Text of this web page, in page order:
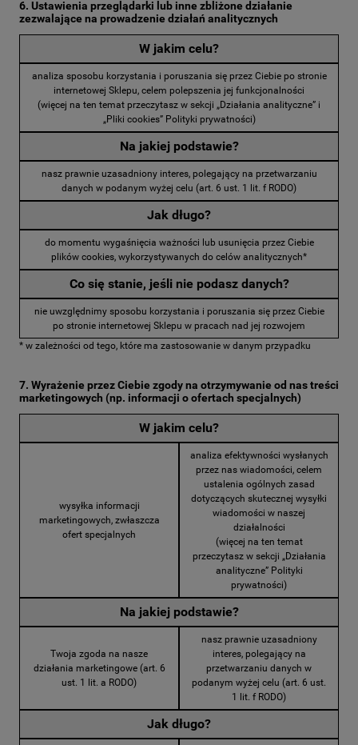
6. Ustawienia przeglądarki lub inne zbliżone działanie
zezwalające na prowadzenie działań analitycznych
W jakim celu?
analiza sposobu korzystania i poruszania się przez Ciebie po stronie
internetowej Sklepu, celem polepszenia jej funkcjonalności
(więcej na ten temat przeczytasz w sekcji „Działania analityczne” i
„Pliki cookies” Polityki prywatności)
Na jakiej podstawie?
nasz prawnie uzasadniony interes, polegający na przetwarzaniu
danych w podanym wyżej celu (art. 6 ust. 1 lit. f RODO)
Jak długo?
do momentu wygaśnięcia ważności lub usunięcia przez Ciebie
plików cookies, wykorzystywanych do celów analitycznych*
Co się stanie, jeśli nie podasz danych?
nie uwzględnimy sposobu korzystania i poruszania się przez Ciebie
po stronie internetowej Sklepu w pracach nad jej rozwojem
* w zależności od tego, które ma zastosowanie w danym przypadku
7. Wyrażenie przez Ciebie zgody na otrzymywanie od nas treści
marketingowych (np. informacji o ofertach specjalnych)
W jakim celu?
wysyłka informacji
marketingowych, zwłaszcza
ofert specjalnych
analiza efektywności wysłanych
przez nas wiadomości, celem
ustalenia ogólnych zasad
dotyczących skutecznej wysyłki
wiadomości w naszej
działalności
(więcej na ten temat
przeczytasz w sekcji „Działania
analityczne” Polityki
prywatności)
Na jakiej podstawie?
Twoja zgoda na nasze
działania marketingowe (art. 6
ust. 1 lit. a RODO)
nasz prawnie uzasadniony
interes, polegający na
przetwarzaniu danych w
podanym wyżej celu (art. 6 ust.
1 lit. f RODO)
Jak długo?